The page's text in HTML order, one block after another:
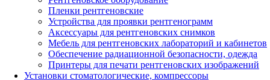
Пленки рентгеновские
Устройства для проявки рентгенограмм
Аксессуары для рентгеновских снимков
Мебель для рентгеновских лабораторий и кабинетов
Обеспечение радиационной безопасности, одежда
Принтеры для печати рентгеновских изображений
Установки стоматологические, компрессоры